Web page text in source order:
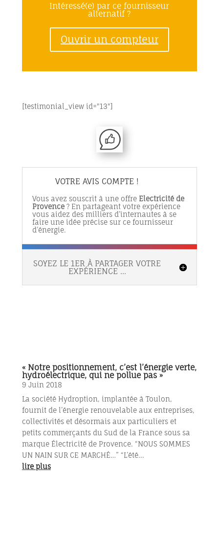
Intéressé(e) par ce fournisseur
alternatif ?
Ouvrir un compteur
[testimonial_view id="13"]
VOTRE AVIS COMPTE !
Vous avez souscrit à une offre Electricité de
Provence? En partageant votre expérience
vous aidez des milliers d’internautes à se
faire une idée précise sur ce fournisseur
d’énergie.
SOYEZ LE 1ER À PARTAGER VOTRE
EXPÉRIENCE ...
« Notre positionnement, c’est l’énergie verte,
hydroélectrique, qui ne pollue pas »
9 Juin 2018
La société Hydroption, implantée à Toulon,
fournit de l’énergie renouvelable aux entreprises,
collectivités et désormais aux particuliers et
petits commerçants du Sud de la France sous sa
marque Électricité de Provence. “NOUS SOMMES
UN NAIN SUR CE MARCHÉ…” “L’été...
lire plus